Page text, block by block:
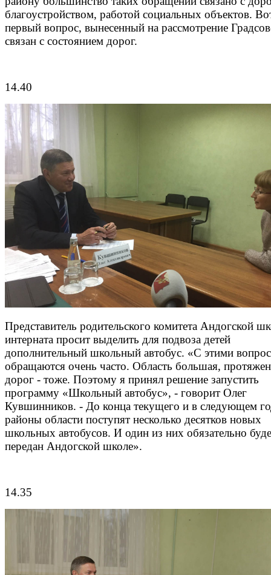
благоустройством, работой социальных объектов.
первый вопрос, вынесенный на рассмотрение
связан с состоянием дорог.
14.40
Представитель родительского комитета Андогской
интерната просит выделить для подвоза детей
дополнительный школьный автобус. «С этими
обращаются очень часто. Область большая,
дорог - тоже. Поэтому я принял решение запустить
программу «Школьный автобус», - говорит Олег
Кувшинников. - До конца текущего и в следующем
районы области поступят несколько десятков новых
школьных автобусов. И один из них обязательно
передан Андогской школе».
14.35